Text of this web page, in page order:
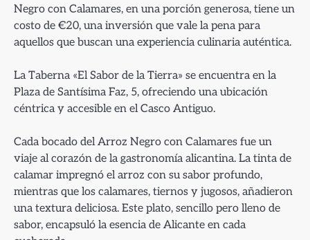
Negro con Calamares, en una porción generosa, tiene un
costo de €20, una inversión que vale la pena para
aquellos que buscan una experiencia culinaria auténtica.
La Taberna «El Sabor de la Tierra» se encuentra en la
Plaza de Santísima Faz, 5, ofreciendo una ubicación
céntrica y accesible en el Casco Antiguo.
Cada bocado del Arroz Negro con Calamares fue un
viaje al corazón de la gastronomía alicantina. La tinta de
calamar impregnó el arroz con su sabor profundo,
mientras que los calamares, tiernos y jugosos, añadieron
una textura deliciosa. Este plato, sencillo pero lleno de
sabor, encapsuló la esencia de Alicante en cada